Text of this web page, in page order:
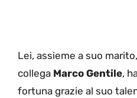
Lei, assieme a suo
collega Marco Gentile,
fortuna grazie al suo